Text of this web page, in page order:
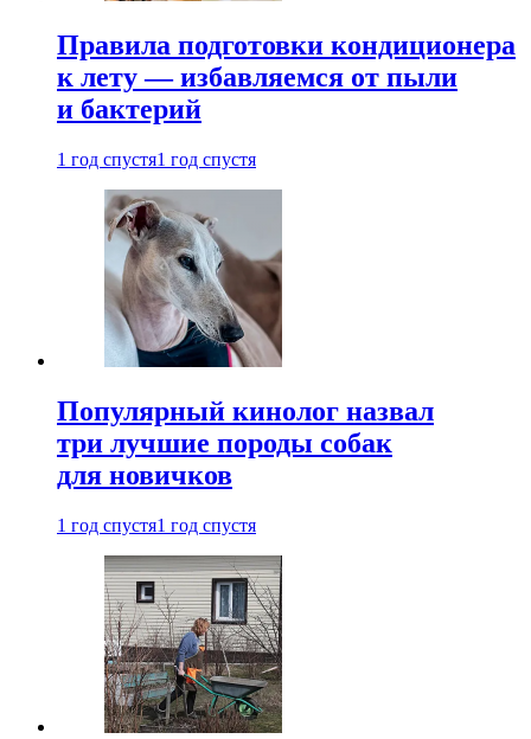
Правила подготовки кондиционера
к лету — избавляемся от пыли
и бактерий
1 год спустя1 год спустя
Популярный кинолог назвал
три лучшие породы собак
для новичков
1 год спустя1 год спустя